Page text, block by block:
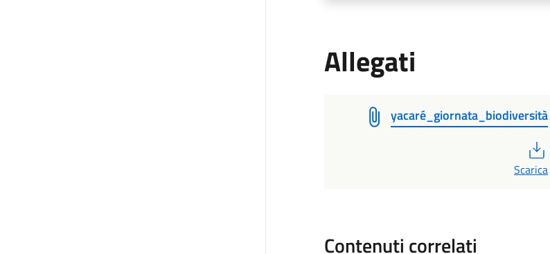
Allegati
yacaré_giornata_biodiversità
Scarica
Contenuti correlati